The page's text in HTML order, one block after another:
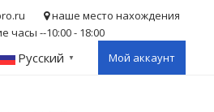
наше место нахождения
часы --10:00 - 18:00
Русский ▼ Мой аккаунт